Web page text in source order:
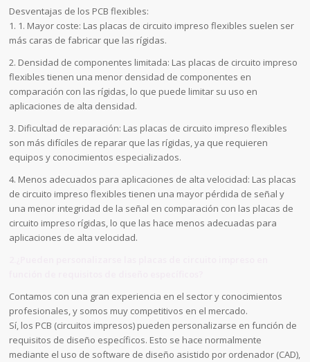
Desventajas de los PCB flexibles:
1. 1. Mayor coste: Las placas de circuito impreso flexibles suelen ser
más caras de fabricar que las rígidas.
2. Densidad de componentes limitada: Las placas de circuito impreso
flexibles tienen una menor densidad de componentes en
comparación con las rígidas, lo que puede limitar su uso en
aplicaciones de alta densidad.
3. Dificultad de reparación: Las placas de circuito impreso flexibles
son más difíciles de reparar que las rígidas, ya que requieren
equipos y conocimientos especializados.
4. Menos adecuados para aplicaciones de alta velocidad: Las placas
de circuito impreso flexibles tienen una mayor pérdida de señal y
una menor integridad de la señal en comparación con las placas de
circuito impreso rígidas, lo que las hace menos adecuadas para
aplicaciones de alta velocidad.
Contamos con una gran experiencia en el sector y conocimientos
profesionales, y somos muy competitivos en el mercado.
Sí, los PCB (circuitos impresos) pueden personalizarse en función de
requisitos de diseño específicos. Esto se hace normalmente
mediante el uso de software de diseño asistido por ordenador (CAD),